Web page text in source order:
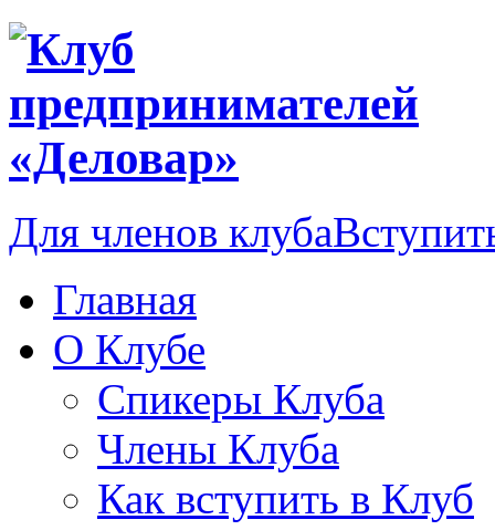
Для членов клуба
Главная
О Клубе
Спикеры Клуба
Члены Клуба
Как вступить в Клуб